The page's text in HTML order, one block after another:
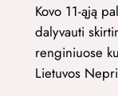
Kovo 11-ąją
dalyvauti
renginiuose
Lietuvos